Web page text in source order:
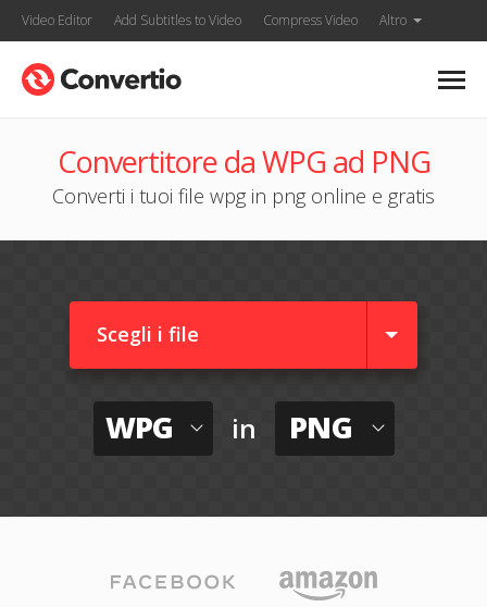
Video Editor Add Subtitles to Video Compress Video Altro
Convertitore da WPG ad PNG
Converti i tuoi file wpg in png online e gratis
Scegli i file
WPG in PNG